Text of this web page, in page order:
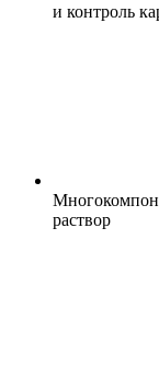
и контроль
раствор